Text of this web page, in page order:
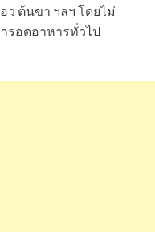
ว ต้นขา ฯลฯ โดยไม่
รอดอาหารทั่วไป